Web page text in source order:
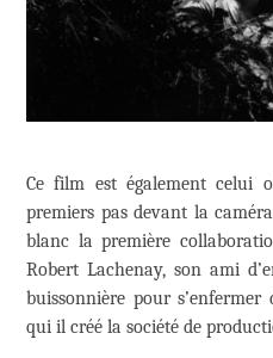
Ce film est également celui
premiers pas devant la
blanc la première
Robert Lachenay, son ami
buissonnière pour s’enfermer
qui il créé la société de